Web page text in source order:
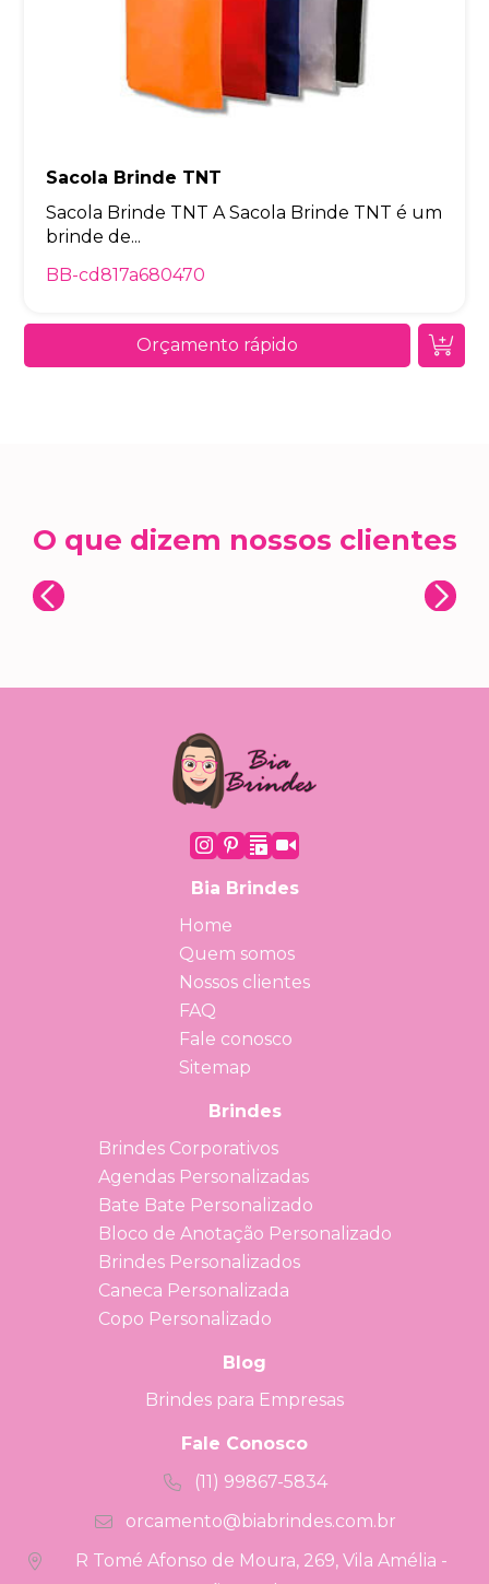
Sacola Brinde TNT
Sacola Brinde TNT A Sacola Brinde TNT é um
brinde de...
BB-cd817a680470
Orçamento rápido
O que dizem nossos clientes
Bia Brindes
Home
Quem somos
Nossos clientes
FAQ
Fale conosco
Sitemap
Brindes
Brindes Corporativos
Agendas Personalizadas
Bate Bate Personalizado
Bloco de Anotação Personalizado
Brindes Personalizados
Caneca Personalizada
Copo Personalizado
Blog
Brindes para Empresas
Fale Conosco
(11) 99867-5834
orcamento@biabrindes.com.br
R Tomé Afonso de Moura, 269, Vila Amélia -